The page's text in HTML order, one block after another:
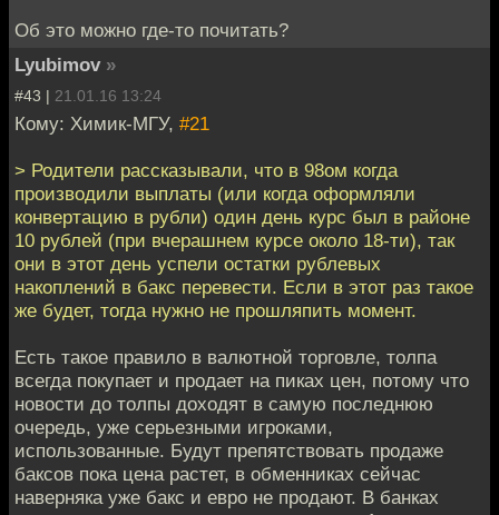
Об это можно где-то почитать?
Lyubimov »
#43 | 21.01.16 13:24
Кому: Химик-МГУ, #21
> Родители рассказывали, что в 98ом когда
производили выплаты (или когда оформляли
конвертацию в рубли) один день курс был в районе
10 рублей (при вчерашнем курсе около 18-ти), так
они в этот день успели остатки рублевых
накоплений в бакс перевести. Если в этот раз такое
же будет, тогда нужно не прошляпить момент.
Есть такое правило в валютной торговле, толпа
всегда покупает и продает на пиках цен, потому что
новости до толпы доходят в самую последнюю
очередь, уже серьезными игроками,
использованные. Будут препятствовать продаже
баксов пока цена растет, в обменниках сейчас
наверняка уже бакс и евро не продают. В банках